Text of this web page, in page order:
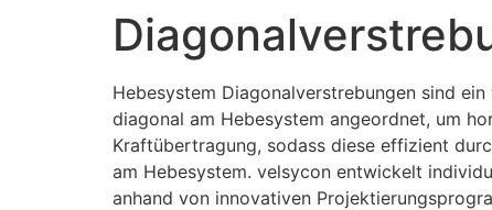
Hebesystem Diagonalverstrebungen sind
diagonal am Hebesystem angeordnet, um
Kraftübertragung, sodass diese effizient
am Hebesystem. velsycon entwickelt
anhand von innovativen